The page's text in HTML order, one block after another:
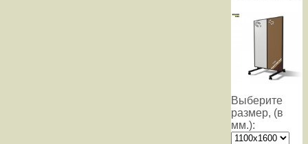
Выберите
размер, (в
мм.):